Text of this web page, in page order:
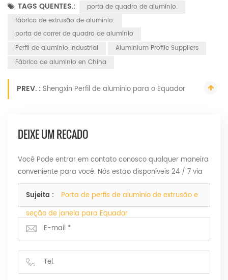
TAGS QUENTES.:
porta de quadro de alumínio.
fábrica de extrusão de alumínio.
porta de correr de quadro de alumínio
Perfil de alumínio industrial
Aluminium Profile Suppliers
Fábrica de aluminio en China
PREV. : Shengxin Perfil de alumínio para o Equador
DEIXE UM RECADO
Você Pode entrar em contato conosco qualquer maneira
conveniente para você. Nós estão disponíveis 24 / 7 via
Fax, e-mail ou Telefone.
Sujeita :
Porta de perfis de alumínio de extrusão e
seção de janela para Equador